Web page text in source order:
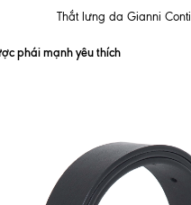
Thắt lưng da Gianni Conti
phái mạnh yêu thích